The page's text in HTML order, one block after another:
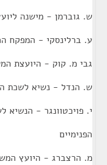
ש. גוברמן - מישנה
ע. ברלינסקי - המפקח
גבי מ. קוק - היועצת
ש. הנדל - נשיא לשכת
י. פויכטוונגר -
הפנימיים
מ. הרצברג - היועץ